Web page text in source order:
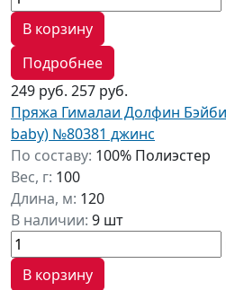
В корзину
Подробнее
249 руб. 257 руб.
Пряжа Гималаи Долфин
baby) №80381 джинс
По составу: 100% Полиэстер
Вес, г: 100
Длина, м: 120
В наличии: 9 шт
В корзину